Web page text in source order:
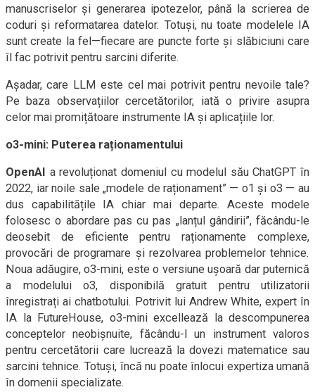
manuscriselor și generarea ipotezelor, până la scrierea de
coduri și reformatarea datelor. Totuși, nu toate modelele IA
sunt create la fel—fiecare are puncte forte și slăbiciuni care
îl fac potrivit pentru sarcini diferite.
Așadar, care LLM este cel mai potrivit pentru nevoile tale?
Pe baza observațiilor cercetătorilor, iată o privire asupra
celor mai promițătoare instrumente IA și aplicațiile lor.
o3-mini: Puterea raționamentului
OpenAI a revoluționat domeniul cu modelul său ChatGPT în
2022, iar noile sale „modele de raționament” — o1 și o3 — au
dus capabilitățile IA chiar mai departe. Aceste modele
folosesc o abordare pas cu pas „lanțul gândirii”, făcându-le
deosebit de eficiente pentru raționamente complexe,
provocări de programare și rezolvarea problemelor tehnice.
Noua adăugire, o3-mini, este o versiune ușoară dar puternică
a modelului o3, disponibilă gratuit pentru utilizatorii
înregistrați ai chatbotului. Potrivit lui Andrew White, expert în
IA la FutureHouse, o3-mini excellează la descompunerea
conceptelor neobișnuite, făcându-l un instrument valoros
pentru cercetătorii care lucrează la dovezi matematice sau
sarcini tehnice. Totuși, încă nu poate înlocui expertiza umană
în domenii specializate.